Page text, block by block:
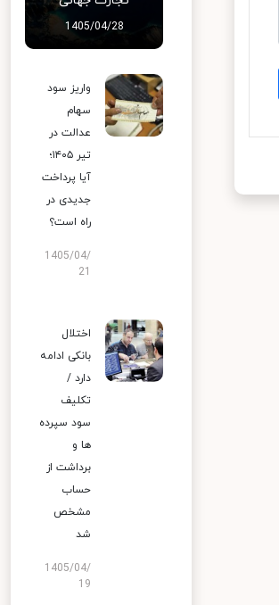
1405/04/28
واریز سود
سهام
عدالت در
تیر ۱۴۰۵؛
آیا پرداخت
جدیدی در
راه است؟
1405/04/
اختلال
بانکی ادامه
دارد /
تکلیف
سود سپرده
ها و
برداشت از
حساب
مشخص
شد
1405/04/
19